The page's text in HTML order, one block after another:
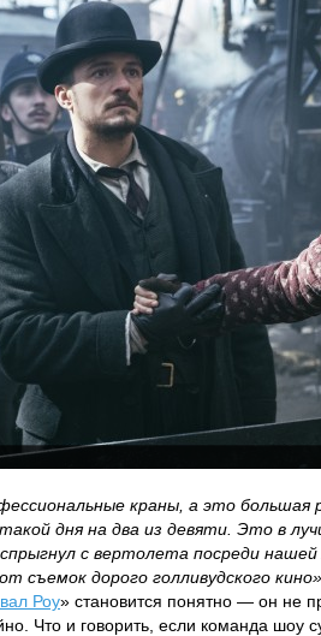
краны, а это
дня на два из девяти. Это в
с вертолета посреди
съемок дорого голливудского кино»
Роу» становится понятно — он не
Что и говорить, если команда шоу